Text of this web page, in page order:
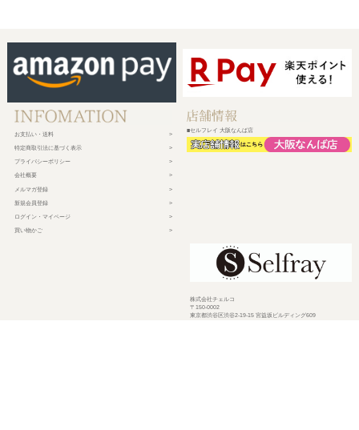
お支払い・送料
特定商取引法に基づく表示
プライバシーポリシー
会社概要
メルマガ登録
新規会員登録
ログイン・マイページ
買い物かご
■セルフレイ 大阪なんば店
株式会社チェルコ
〒150-0002
東京都渋谷区渋谷2-19-15 宮益坂ビルディング609